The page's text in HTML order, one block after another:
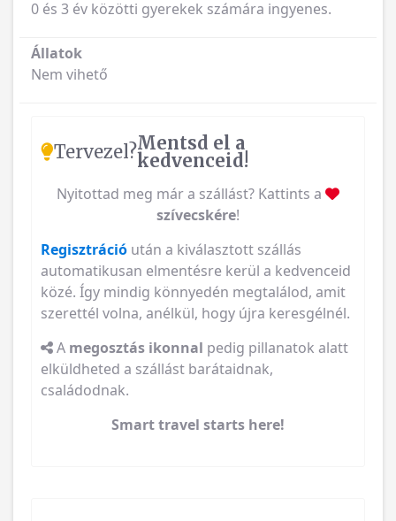
0 és 3 év közötti gyerekek számára ingyenes.
Állatok
Nem vihető
Tervezel?Mentsd el a
kedvenceid!
Nyitottad meg már a szállást? Kattints a
szívecskére!
Regisztráció után a kiválasztott szállás
automatikusan elmentésre kerül a kedvenceid
közé. Így mindig könnyedén megtalálod, amit
szerettél volna, anélkül, hogy újra keresgélnél.
A megosztás ikonnal pedig pillanatok alatt
elküldheted a szállást barátaidnak,
családodnak.
Smart travel starts here!